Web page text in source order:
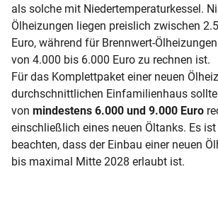
als solche mit Niedertemperaturkessel.
Ölheizungen liegen preislich zwischen
Euro, während für Brennwert-
von 4.000 bis 6.000 Euro zu rechnen ist.
Für das Komplettpaket einer neuen
durchschnittlichen Einfamilienhaus
von mindestens 6.000 und 9.000 Euro
einschließlich eines neuen Öltanks. Es
beachten, dass der Einbau einer neuen
bis maximal Mitte 2028 erlaubt ist.